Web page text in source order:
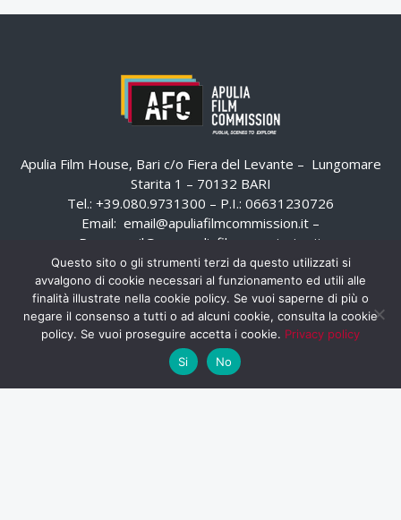
Apulia Film House, Bari c/o Fiera del Levante – Lungomare
Starita 1 – 70132 BARI
Tel.: +39.080.9731300 – P.I.: 06631230726
Email: email@apuliafilmcommission.it –
Pec:
email@pec.apuliafilmcommission.it
Questo sito o gli strumenti terzi da questo utilizzati si
avvalgono di cookie necessari al funzionamento ed utili alle
finalità illustrate nella cookie policy. Se vuoi saperne di più o
negare il consenso a tutti o ad alcuni cookie, consulta la cookie
policy. Se vuoi proseguire accetta i cookie. Privacy policy
Si
No